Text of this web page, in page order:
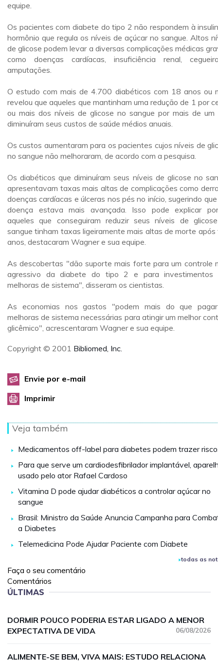
equipe.
Os pacientes com diabete do tipo 2 não respondem à
hormônio que regula os níveis de açúcar no sangue. Altos
de glicose podem levar a diversas complicações médicas
como doenças cardíacas, insuficiência renal,
amputações.
O estudo com mais de 4.700 diabéticos com 18 anos ou
revelou que aqueles que mantinham uma redução de 1 por
ou mais dos níveis de glicose no sangue por mais de um
diminuíram seus custos de saúde médios anuais.
Os custos aumentaram para os pacientes cujos níveis de
no sangue não melhoraram, de acordo com a pesquisa.
Os diabéticos que diminuíram seus níveis de glicose no
apresentavam taxas mais altas de complicações como
doenças cardíacas e úlceras nos pés no início, sugerindo
doença estava mais avançada. Isso pode explicar
aqueles que conseguiram reduzir seus níveis de
sangue tinham taxas ligeiramente mais altas de morte após
anos, destacaram Wagner e sua equipe.
As descobertas "dão suporte mais forte para um controle
agressivo da diabete do tipo 2 e para investimentos
melhoras de sistema", disseram os cientistas.
As economias nos gastos "podem mais do que
melhoras de sistema necessárias para atingir um melhor
glicêmico", acrescentaram Wagner e sua equipe.
Copyright © 2001 Bibliomed, Inc.
Envie por e-mail
Imprimir
Veja também
Medicamentos off-label para diabetes podem trazer
Para que serve um cardiodesfibrilador implantável,
usado pelo ator Rafael Cardoso
Vitamina D pode ajudar diabéticos a controlar açúcar no
sangue
Brasil: Ministro da Saúde Anuncia Campanha para
a Diabetes
Telemedicina Pode Ajudar Paciente com Diabete
todas as
Faça o seu comentário
Comentários
ÚLTIMAS
DORMIR POUCO PODERIA ESTAR LIGADO A MENOR
EXPECTATIVA DE VIDA
06/08/2026
ALIMENTE-SE BEM, VIVA MAIS: ESTUDO RELACIONA